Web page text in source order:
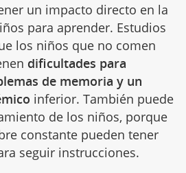
un impacto directo en la
para aprender. Estudios
los niños que no comen
dificultades para
de memoria y un
inferior. También puede
de los niños, porque
constante pueden tener
seguir instrucciones.